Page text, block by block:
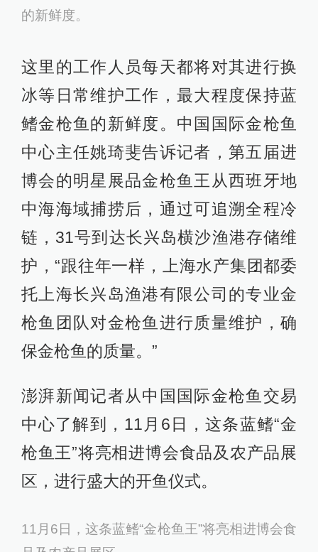
的新鲜度。
这里的工作人员每天都将对其进行换
冰等日常维护工作，最大程度保持蓝
鳍金枪鱼的新鲜度。中国国际金枪鱼
中心主任姚琦斐告诉记者，第五届进
博会的明星展品金枪鱼王从西班牙地
中海海域捕捞后，通过可追溯全程冷
链，31号到达长兴岛横沙渔港存储维
护，“跟往年一样，上海水产集团都委
托上海长兴岛渔港有限公司的专业金
枪鱼团队对金枪鱼进行质量维护，确
保金枪鱼的质量。”
澎湃新闻记者从中国国际金枪鱼交易
中心了解到，11月6日，这条蓝鳍“金
枪鱼王”将亮相进博会食品及农产品展
区，进行盛大的开鱼仪式。
11月6日，这条蓝鳍“金枪鱼王”将亮相进博会食